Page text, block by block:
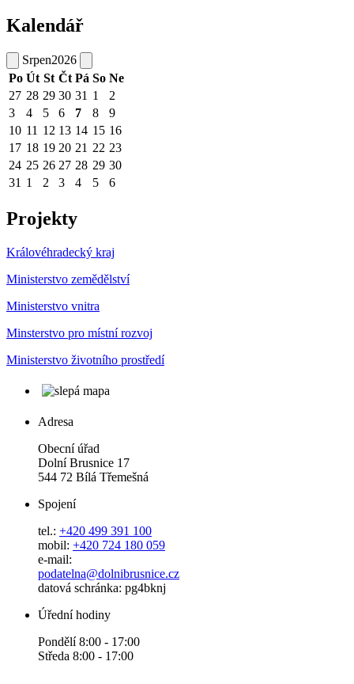
Kalendář
Srpen2026
Po Út St Čt Pá So Ne
27 28 29 30 31 1
2
3
4 5 6 7 8
9
10 11 12 13 14 15 16
17 18 19 20 21 22 23
24 25 26 27 28 29 30
31 1 2 3 4 5 6
Projekty
Královéhradecký kraj
Ministerstvo zemědělství
Ministerstvo vnitra
Minsterstvo pro místní rozvoj
Ministerstvo životního prostředí
Adresa
Obecní úřad
Dolní Brusnice 17
544 72 Bílá Třemešná
Spojení
tel.: +420 499 391 100
mobil: +420 724 180 059
e-mail:
podatelna@dolnibrusnice.cz
datová schránka: pg4bknj
Úřední hodiny
Pondělí 8:00 - 17:00
Středa 8:00 - 17:00